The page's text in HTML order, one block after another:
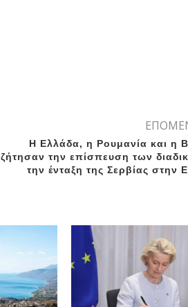
Η Ελλάδα, η Ρουμανία και η
ζήτησαν την επίσπευση των
την ένταξη της Σερβίας στην